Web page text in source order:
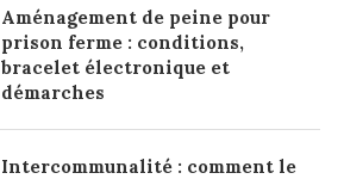
Aménagement de peine pour
prison ferme : conditions,
bracelet électronique et
démarches
Intercommunalité : comment le